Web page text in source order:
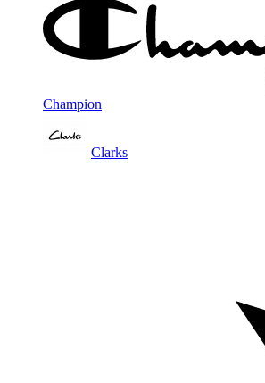
Champion
Clarks